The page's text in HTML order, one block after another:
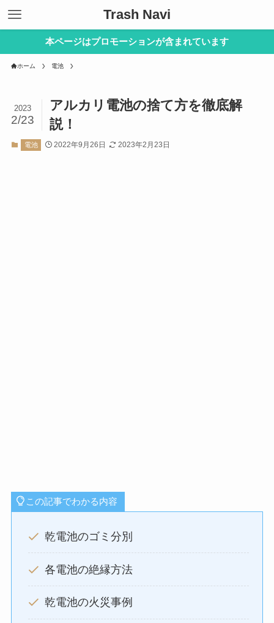
Trash Navi
本ページはプロモーションが含まれています
ホーム 電池
アルカリ電池の捨て方を徹底解
説！
2023
2/23
電池 2022年9月26日 2023年2月23日
この記事でわかる内容
乾電池のゴミ分別
各電池の絶縁方法
乾電池の火災事例